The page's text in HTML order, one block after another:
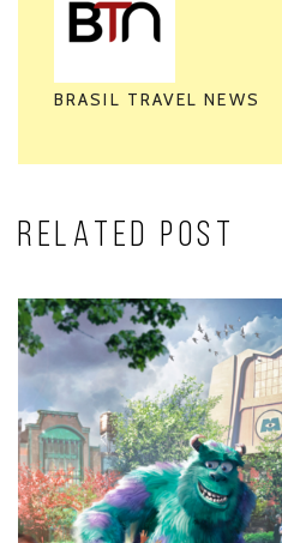
BRASIL TRAVEL NEWS
RELATED POST